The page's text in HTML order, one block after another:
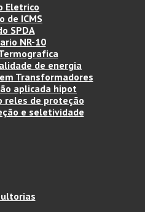
Eletrico
de ICMS
SPDA
NR-10
de energia
Transformadores
aplicada hipot
reles de proteção
e seletividade